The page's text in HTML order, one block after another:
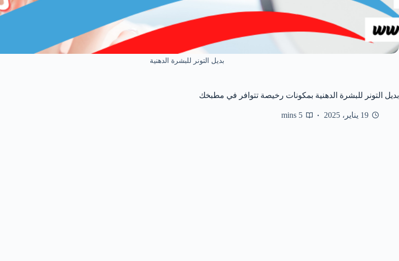
بديل التونر للبشرة الدهنية
بديل التونر للبشرة الدهنية بمكونات رخيصة تتوافر في مطبخك
19 يناير، 2025 5 mins